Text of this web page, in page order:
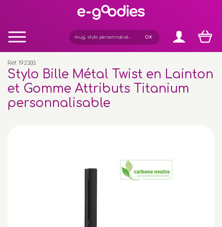
Réf. 192303
Stylo Bille Métal Twist en Lainton
et Gomme Attributs Titanium
personnalisable